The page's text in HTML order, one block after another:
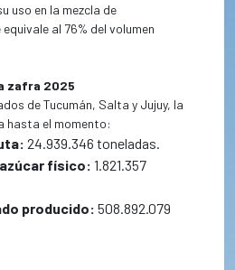
uso en la mezcla de
al 76% del volumen
zafra 2025
de Tucumán, Salta y Jujuy, la
hasta el momento:
24.939.346 toneladas.
físico: 1.821.357
producido: 508.892.079